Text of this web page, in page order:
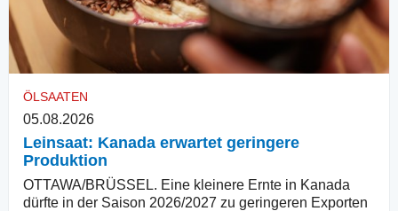
ÖLSAATEN
05.08.2026
Leinsaat: Kanada erwartet geringere
Produktion
OTTAWA/BRÜSSEL. Eine kleinere Ernte in Kanada
dürfte in der Saison 2026/2027 zu geringeren Exporten